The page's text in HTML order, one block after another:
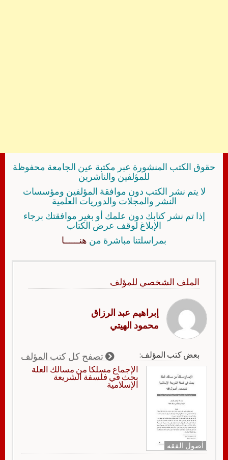
حقوق الكتب المنشورة عبر مكتبة عين الجامعة محفوظة
للمؤلفين والناشرين
لا يتم نشر الكتب دون موافقة المؤلفين ومؤسسات
النشر والمجلات والدوريات العلمية
إذا تم نشر كتابك دون علمك أو بغير موافقتك برجاء
الإبلاغ لوقف عرض الكتاب
بمراسلتنا مباشرة من هنــــــا
الملف الشخصي للمؤلف
إبراهيم عبد الرزاق
محمود الهيتي
بعض كتب المؤلف: تصفح كل كتب المؤلف
أصول الفقه
الإجماع مسلكا من مسالك العلة
بحث في فلسفة الشريعة
الإسلامية